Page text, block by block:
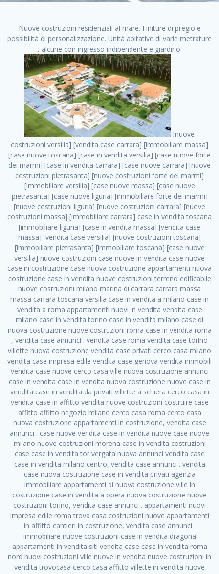
Nuove costruzioni residenziali al mare. Finiture di pregio e
possibilità di personalizzazione. Unità abitative di varie metrature
, alcune con ingresso indipendente e giardino.
[nuove costruzioni versilia] [vendita case carrara] [immobiliare massa] [case nuove toscana] [case in vendita versilia] [case nuove forte dei marmi] [case in vendita carrara] [case nuove carrara] [nuove costruzioni pietrasanta] [nuove costruzioni forte dei marmi] [immobiliare versilia] [case nuove massa] [case nuove pietrasanta] [case nuove liguria] [immobiliare forte dei marmi] [nuove costruzioni liguria] [nuove costruzioni carrara] [nuove costruzioni massa] [immobiliare carrara] case in vendita toscana [immobiliare liguria] [case in vendita massa] [vendita case massa] [vendita case versilia] [nuove costruzioni toscana] [immobiliare pietrasanta] [immobiliare toscana] [case nuove versilia] nuove costruzioni case nuove in vendita case nuove case in costruzione case nuova costruzione appartamenti nuova costruzione case in vendita nuove costruzioni terreno edificabile nuove costruzioni milano marina di carrara carrara massa massa carrara toscana versilia case in vendita a milano case in vendita a roma appartamenti nuovi in vendita vendita case milano case in vendita torino case in vendita milano case di nuova costruzione nuove costruzioni roma case in vendita roma , vendita case annunci . vendita case roma vendita case torino villette nuova costruzione vendita case privati cerco casa milano vendita case impresa edile vendita case genova vendita immobili vendita case nuove cerco casa ville nuova costruzione annunci case in vendita case in vendita nuova costruzione nuove case in vendita case in vendita da privati villette a schiera cerco casa in vendita case in affitto vendita nuove costruzioni costruire case affitto affitto negozio milano cerco casa roma cerco casa nuova costruzione appartamenti in costruzione, vendita case annunci . case nuove vendita case in vendita nuove case nuove milano nuove costruzioni morena case in vendita costruzioni case case in vendita tor vergata nuova annunci vendita case case in vendita milano centro, vendita case annunci . vendita case nuova costruzione case in vendita privati agenzia immobiliare appartamenti di nuova costruzione ville in costruzione case in vendita a opera nuova costruzione nuove costruzioni torino, vendita case annunci . appartamenti nuovi impresa edile roma trova casa costruzioni nuove appartamenti in affitto cantieri in costruzione, vendita case annunci . immobiliare nuove costruzioni case in vendita dragona appartamenti in vendita siti vendita case case in vendita roma nord nuovi costruzioni ville nuove in vendita nuove costruzioni in vendita trovocasa cerco casa affitto villette in vendita nuove costruzioni immobiliari nuove costruzioni bologna toscano immobiliare palermo nuovi appartamenti vendita case dragona nuova costruzione case in vendita villaggio prenestino, vendita case annunci . case in vendita dal costruttore imprese edili torino nuove costruzioni firenze immobiliare case nuove in costruzione toscano immobiliare milano, vendita case annunci . casanuova case in vendita acilia dragona case in vendita di nuova costruzione case in vendita da costruttore nuove costruzioni eur case e cantieri appartamenti in vendita nuova costruzione case in vendita a dragona roma case in vendita nuove case in costruzione porta portese immobiliare appartamenti cerco casa disperatamente case in vendita torresina cascine in vendita vendita immobili roma, vendita case annunci . milano nuove costruzioni morena case in vendita costruzioni edili nuove costruzioni catania visure catastali on line gratis nuove costruzioni monza case in costruzione milano, vendita case annunci . nuove costruzioni boccea vendita immobili milano attico immobiliare roma vendita imprese edili bergamo impresa edile bologna case in vendita a classe appartamento nuovo nuove costruzioni pietralata case costruzione case in vendita roma sud nuove costruzioni residenziali a milano appartamenti nuova costruzione milano case in vendita boccea case in vendita morena nuove costruzioni vendita immobili privati, vendita case annunci . comprare casa nuova costruzione case in vendita con leasing case in vendita ostia antica case nuova costruzione milano appartamenti nuovi milano case nuove roma nuove costruzioni bari edilizia convenzionata case in vendita a tortona villaggio prenestino case in vendita toscano immobiliare professione casa nuove costruzioni parma impresa costruzioni nuove case nuove costruzioni bergamo vendita immobili torino ville di nuova costruzione solo affitti appartamento nuovo in vendita appartamenti nuova costruzione roma case nuova costruzione roma, vendita case annunci . nuove costruzioni a milano case in costruzione roma impresa di costruzioni grimaldi immobiliare costruzioni villetta nuova costruzione case in vendita da imprese edili cerco casa a acquisto casa in costruzione nuove costruzioni mare costruzioni immobiliari cantieri nuove costruzioni acquisto casa nuova costruzione nuove costruzioni padova comprare casa in costruzione impresa edile napoli nuove costruzioni pescara casa risorse immobiliari, vendita case annunci . immobili in costruzione villette nuove villette nuove in vendita gabetti imprese edili verona nuove costruzioni milano sud nuovi immobili nuove costruzioni legnano, vendita case annunci . cantieri nuove costruzioni milano villa nuova case vendita nuove costruzioni appartamenti in vendita nuovi immobili nuovi costruttori case imprese edili brescia nuovi appartamenti milano case in vendita selva nera casa nuova retecasa case nuova costruzione in vendita monolocale imprese edili firenze imprese edili padova frimm vendita case dragona nuove costruzioni vendita imprese edili parma imprese di costruzioni milano immobiliare toscano frimm immobiliare roma case case dal costruttore acquisto terreno agricolo imprese edili italiane roma vende casa case nuove a milano nuove costruzioni a roma imprese costruzioni roma cerco casa nuova immobili di nuova costruzione case in vendita castelverde roma impresa edile palermo rent to buy roma nuove costruzioni, vendita case annunci . tempocasa case in vendita a riscatto nuove costruzioni varese nuove costruzioni bolzano vendita case in costruzione nuove costruzioni lecce cantiere milano costruire villa imprese edili treviso impresa edile catania case in vendita roma tiburtina vendita appartamenti nuova costruzione vendita immobili commerciali case nuove in vendita milano nuove costruzioni seregno cerca casa vendita cerco casa milano vendita nuove costruzioni milano ovest vendita case nuove milano imprese edili modena nuove costruzioni milano centro case in vendita aranova nuove abitazioni, vendita case annunci ., vendita case annunci . nuove costruzioni brescia nuove costruzioni como appartamenti nuovi in vendita a milano case in vendita bologna nuove costruzioni appartamenti in vendita milano nuova costruzione imprese edili como morena nuove costruzioni nuove costruzioni case vendita appartamenti nuovi nuove costruzioni salerno eurekasa villette in costruzione bilocali nuovi case nuove in vendita a roma case in vendita con permuta nuove costruzioni trento impresa edile varese imprese costruzioni milano imprese edili venezia case in vendita prenestina imprese edili spa nuove costruzioni gallarate roma nuove costruzioni case in nuova costruzione nuovi case nuove in vendita a milano nuove costruzioni loano nuovi cantieri milano imprese edili novara case in vendita roma est imprese di costruzioni roma appartamenti in costruzione milano nuovi cantieri cerco casa vendita milano nuove costruzioni brugherio vendita case da imprese edili imprese edili udine nuove costruzioni direttamente dal costruttore imprese edili vicenza case in vendita a loano nuova costruzione nuove villette prezzi case nuove case in vendita in costruzione compravendita terreno agricolo cantiere, vendita case annunci . case in vendita milano navigli costruzione nuova casa costruzioni nuove milano nuove costruzioni roma rent to buy nuove costruzioni taranto palazzo in costruzione vendita appartamenti nuova costruzione milano centro costruzioni milano case in vendita milano nuove costruzioni case in vendita milano sud impresa edile como case nuove a roma boccea case in vendita imprese edili trento nuove costruzioni buccinasco case in costruzione a milano nuove costruzioni ripamonti case in vendita a salerno nuove costruzioni nuove residenze milano case nuove vendita milano nuove costruzioni milano nord nuove costruzioni livorno vendita nuove costruzioni roma nuove costruzioni liguria costruzioni roma cerco casa roma vendita nuove costruzioni classe a impresa edile rimini nuovi annunci case in vendita nuove costruzioni magenta todini costruzioni case grezze in vendita vendita appartamenti nuovi milano case in vendita gallaratese milano nuove costruzioni arezzo, vendita case annunci . case in vendita castelverde case nuove dal costruttore nuovo appartamento nuove costruzioni desenzano imprese edili lombardia imprese edili veneto appartamenti in costruzione roma case vendita pescara nuove costruzioni case in vendita ad acilia imprese edili verona e provincia nuove costruzioni desio appartamenti classe a milano firenze nuove costruzioni pirelli re immobiliare grandi imprese di costruzioni case in vendita torresina roma case in vendita navigli milano nuove costruzioni roma centro nuovecostruzioni appartamenti nuovi a milano impresa edile ancona nuove residenze dragona case in vendita nuove costruzioni brindisi vendita nuove costruzioni milano case in vendita arredate nuove case milano case nuove milano centro sito impresa edile nuove costruzioni montesilvano case vendita monza nuove c